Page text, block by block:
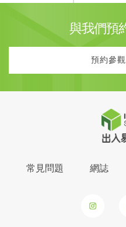
與我們預
預約參
常見問題 網誌